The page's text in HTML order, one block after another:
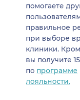
помогаете
правильное
при выборе
клиники.
вы получите
по программе
лояльности.